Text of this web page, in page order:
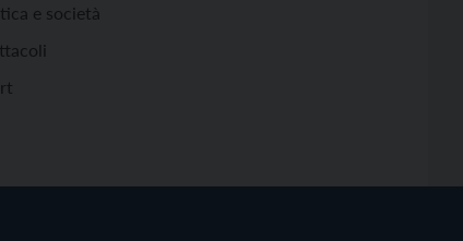
e società